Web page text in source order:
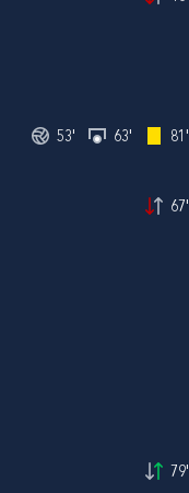
53' 63' 81'
67'
79'